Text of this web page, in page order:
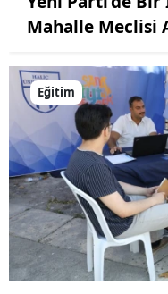
Mahalle Meclisi
Eğitim